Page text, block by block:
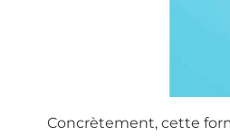
Concrètement, cette